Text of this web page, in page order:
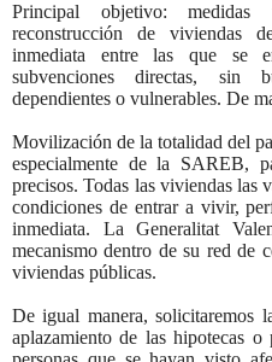
Principal objetivo:
reconstrucción de viviendas
inmediata entre las que se
subvenciones directas, sin
dependientes o vulnerables. De
Movilización de la totalidad del
especialmente de la SAREB,
precisos. Todas las viviendas las
condiciones de entrar a vivir,
inmediata. La Generalitat
mecanismo dentro de su red de
viviendas públicas.
De igual manera, solicitaremos
aplazamiento de las hipotecas o